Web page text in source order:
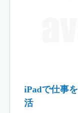
iPadで仕事
活